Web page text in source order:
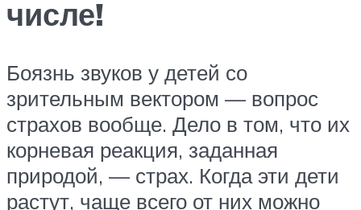
числе!
Боязнь звуков у детей со
зрительным вектором — вопрос
страхов вообще. Дело в том, что их
корневая реакция, заданная
природой, — страх. Когда эти дети
растут, чаще всего от них можно